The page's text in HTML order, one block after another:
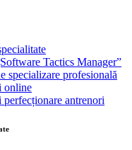
Tactics Manager”
specializare profesională
online
perfecționare antrenori